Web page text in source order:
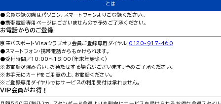
とは
●会員登録の際はパソコン、スマートフォンよりご登録ください。
●携帯電話専用ページはございませんので予めご了承ください。
お電話からのご登録
京王パスポートVisaクラブオフ会員ご登録専用ダイヤル 0120-917-460
●スマートフォン・携帯電話からもかけられます。
●受付時間／10:00～18:00（年末年始除く）
※お電話が混み合い、お待たせする場合がございます。予めご了承ください。
※お手元にカードをご用意の上、お電話ください。
※ご登録専用ダイヤルではサービスの利用受付は承れません。
ＶＩＰ会員がお得！